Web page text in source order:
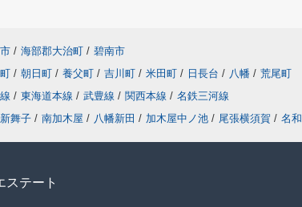
/ 海部郡大治町 / 碧南市
/ 朝日町 / 養父町 / 吉川町 / 米田町 / 日長台 / 八幡 / 荒尾町
/ 東海道本線 / 武豊線 / 関西本線 / 名鉄三河線
新舞子 / 南加木屋 / 八幡新田 / 加木屋中ノ池 / 尾張横須賀 / 名和
ステート